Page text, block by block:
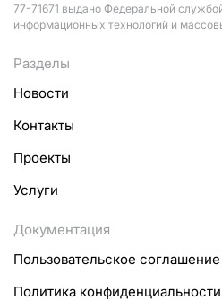
77-71671 выдано Федеральной
информационных технологий и
Разделы
Новости
Контакты
Проекты
Услуги
Документация
Пользовательское соглашение
Политика конфиденциальности